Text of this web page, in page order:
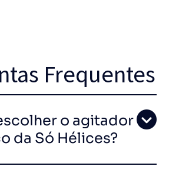
Frequentes
o agitador
da Só Hélices?